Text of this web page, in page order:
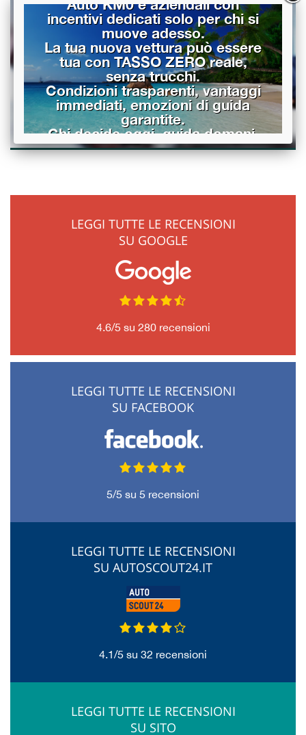
LEGGI TUTTE LE RECENSIONI
SU GOOGLE
4.6/5 su 280recensioni
LEGGI TUTTE LE RECENSIONI
SU FACEBOOK
5/5 su 5 recensioni
LEGGI TUTTE LE RECENSIONI
SU AUTOSCOUT24.IT
4.1/5 su 32 recensioni
LEGGI TUTTE LE RECENSIONI
SU SITO
Auto KM0 e aziendali con
incentivi dedicati solo per chi si
muove adesso.
La tua nuova vettura può essere
tua con TASSO ZERO reale,
senza trucchi.
Condizioni trasparenti, vantaggi
immediati, emozioni di guida
garantite.
Chi decide oggi, guida domani.
Scegli la tua auto prima che lo
faccia qualcun altro.